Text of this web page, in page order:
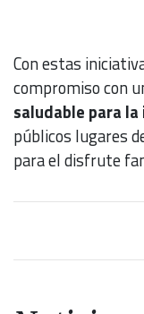
Con estas
compromiso con
saludable para
públicos lugares
para el disfrute